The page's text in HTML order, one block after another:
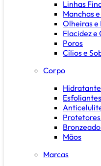
Linhas
Manchas
Olheiras e
Flacidez
Poros
Cílios e
Corpo
Esfoliantes
Mãos
Marcas